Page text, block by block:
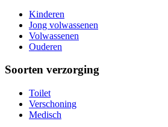
Kinderen
Jong volwassenen
Volwassenen
Ouderen
Soorten verzorging
Toilet
Verschoning
Medisch